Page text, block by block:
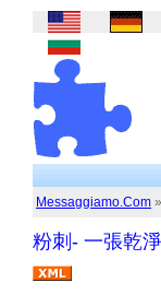
Messaggiamo.Com »
粉刺- 一張乾